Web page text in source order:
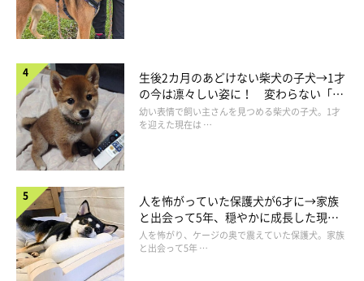
生後2カ月のあどけない柴犬の子犬→1才
の今は凛々しい姿に！ 変わらない「く
りくりおめめ」にもほっこり
幼い表情で飼い主さんを見つめる柴犬の子犬。1才
を迎えた現在は …
人を怖がっていた保護犬が6才に→家族
と出会って5年、穏やかに成長した現在
の姿にグッとくる
人を怖がり、ケージの奥で震えていた保護犬。家族
と出会って5年 …